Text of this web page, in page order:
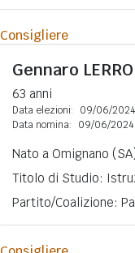
Consigliere
Gennaro LERRO
63 anni
Data elezioni:
09/06/2024
Data nomina:
09/06/2024
Nato a Omignano
Titolo di Studio:
Partito/Coalizione: